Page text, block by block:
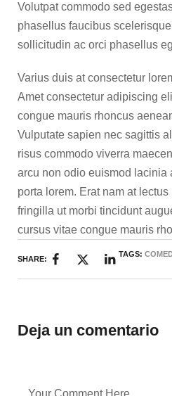
Volutpat commodo sed
phasellus faucibus
sollicitudin ac orci phasellus
Varius duis at consectetur
Amet consectetur adipiscing
congue mauris rhoncus
Vulputate sapien nec sagittis
risus commodo viverra
arcu non odio euismod lacinia
porta lorem. Erat nam at
fringilla ut morbi tincidunt
cursus vitae congue mauris
SHARE:
TAGS:
Deja un comentario